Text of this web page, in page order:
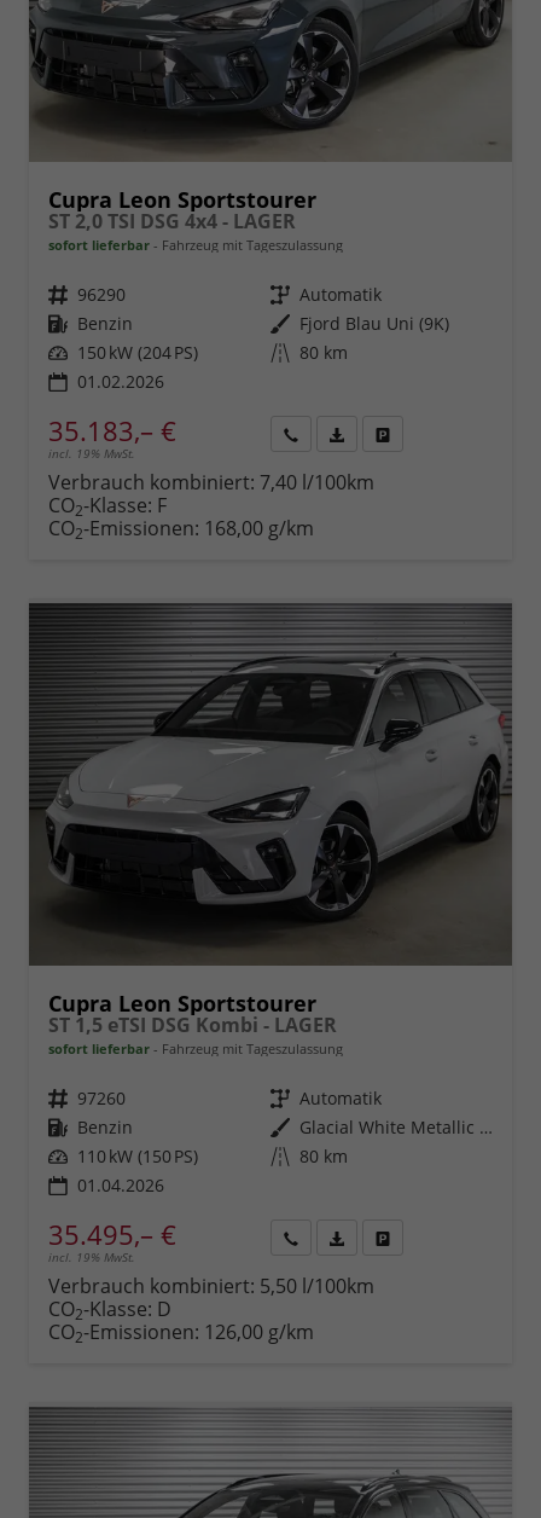
Cupra Leon Sportstourer
ST 2,0 TSI DSG 4x4 - LAGER
sofort lieferbar Fahrzeug mit Tageszulassung
Fahrzeugnr. 96290 Getriebe Automatik
Kraftstoff Benzin Außenfarbe Fjord Blau Uni (9K)
Leistung 150 kW (204 PS) Kilometerstand 80 km
01.02.2026
35.183,– €
incl. 19% MwSt.
anfordern
Datei,
Verbrauch kombiniert: 7,40 l/100km
CO2-Klasse: F
CO2-Emissionen: 168,00 g/km
Cupra Leon Sportstourer
ST 1,5 eTSI DSG Kombi - LAGER
sofort lieferbar Fahrzeug mit Tageszulassung
Fahrzeugnr. 97260 Getriebe Automatik
Kraftstoff Benzin Außenfarbe
Glacial White Metallic (2Y)
Leistung 110 kW (150 PS) Kilometerstand 80 km
01.04.2026
35.495,– €
incl. 19% MwSt.
anfordern
Datei,
Verbrauch kombiniert: 5,50 l/100km
CO2-Klasse: D
CO2-Emissionen: 126,00 g/km